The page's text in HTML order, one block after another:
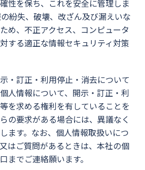
性を保ち、これを安全に管理しま
紛失、破壊、改ざん及び漏えいな
め、不正アクセス、コンピュータ
する適正な情報セキュリティ対策
・訂正・利用停止・消去について
人情報について、開示・訂正・利
を求める権利を有していることを
の要求がある場合には、異議なく
ます。なお、個人情報取扱いにつ
はご質問があるときは、本社の個
までご連絡願います。